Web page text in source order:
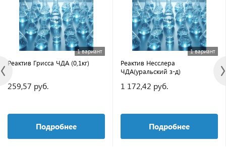
1 вариант
Реактив Грисса ЧДА (0,1кг)
259,57 руб.
Подробнее
1 вариант
Реактив Несслера
ЧДА(уральский з-д)
1 172,42 руб.
Подробнее